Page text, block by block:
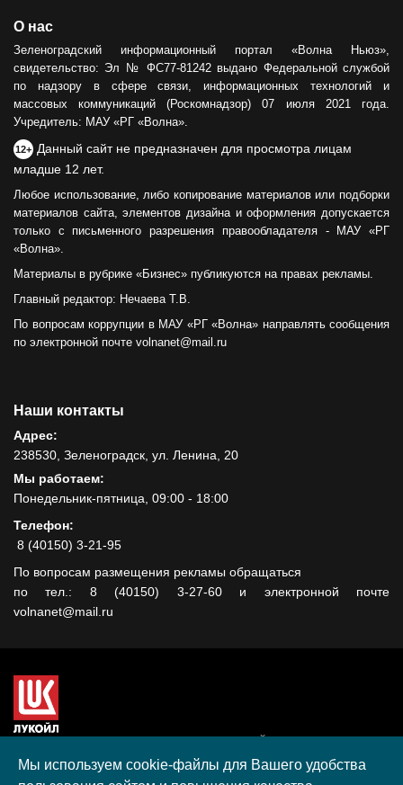
О нас
Зеленоградский информационный портал «Волна Ньюз»,
свидетельство: Эл № ФС77-81242 выдано Федеральной службой
по надзору в сфере связи, информационных технологий и
массовых коммуникаций (Роскомнадзор) 07 июля 2021 года.
Учредитель: МАУ «РГ «Волна».
12+ Данный сайт не предназначен для просмотра лицам
младше 12 лет.
Любое использование, либо копирование материалов или подборки
материалов сайта, элементов дизайна и оформления допускается
только с письменного разрешения правообладателя - МАУ «РГ
«Волна».
Материалы в рубрике «Бизнес» публикуются на правах рекламы.
Главный редактор: Нечаева Т.В.
По вопросам коррупции в МАУ «РГ «Волна» направлять сообщения
по электронной почте volnanet@mail.ru
Наши контакты
Адрес:
238530, Зеленоградск, ул. Ленина, 20
Мы работаем:
Понедельник-пятница, 09:00 - 18:00
Телефон:
8 (40150) 3-21-95
По вопросам размещения рекламы обращаться
по тел.: 8 (40150) 3-27-60 и электронной почте
volnanet@mail.ru
гранта, полученного в рамках XIII Конкурса социальных и
культурных проектов ПАО "ЛУКОЙЛ" на территории
Мы используем cookie-файлы для Вашего удобства